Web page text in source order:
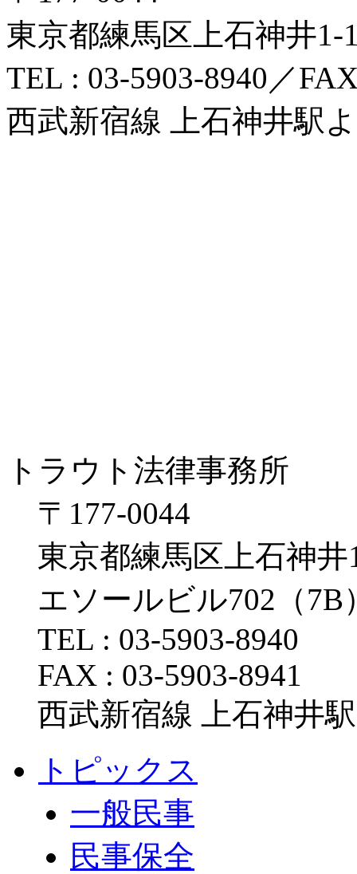
東京都練馬区上石神井1-
TEL : 03-5903-8940／
西武新宿線 上石神井駅
トラウト法律事務所
〒177-0044
東京都練馬区上石神井
エソールビル702（7B
TEL : 03-5903-8940
FAX : 03-5903-8941
西武新宿線 上石神井
トピックス
一般民事
民事保全